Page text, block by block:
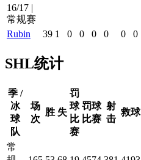
16/17 |
常规赛
Rubin
39 1 0 0 0 0 0 0
SHL统计
季 /
冰
球
队
场
次
胜 失
罚
球
比
赛
罚球
比赛
射
击
救球
常